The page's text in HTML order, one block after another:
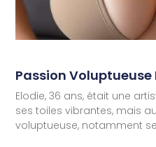
Passion Voluptueuse
Elodie, 36 ans, était une
ses toiles vibrantes, mais
voluptueuse, notamment